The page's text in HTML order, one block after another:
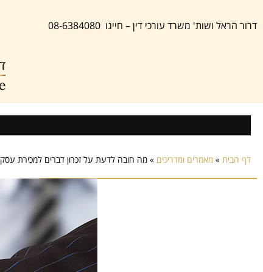
דרור הראל ושות' משרד עורכי דין – חייגו 08-6384080
דף הבית » מאמרים ומדריכים » מה חובה לדעת על זכרון דברים למכירת עסק